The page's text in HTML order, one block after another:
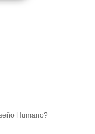
Humano?